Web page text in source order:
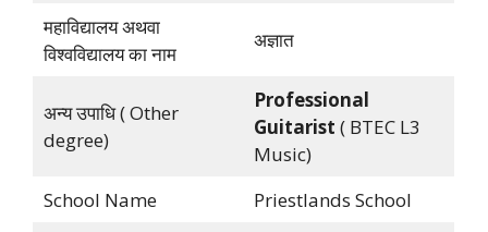
महाविद्यालय अथवा
विश्वविद्यालय का नाम
अज्ञात
अन्य उपाधि ( Other
degree)
Professional
Guitarist ( BTEC L3
Music)
School Name
Priestlands School